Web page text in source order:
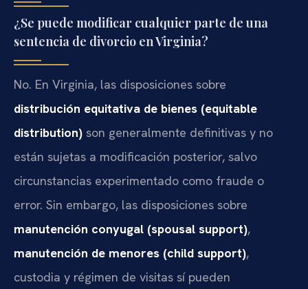
¿Se puede modificar cualquier parte de una
sentencia de divorcio en Virginia?
No. En Virginia, las disposiciones sobre
distribución equitativa de bienes (equitable
distribution) son generalmente definitivas y no
están sujetas a modificación posterior, salvo
circunstancias experimentado como fraude o
error. Sin embargo, las disposiciones sobre
manutención conyugal (spousal support),
manutención de menores (child support),
custodia y régimen de visitas sí pueden